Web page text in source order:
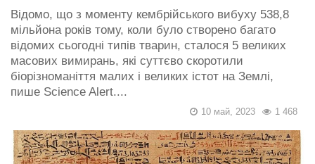
Відомо, що з моменту кембрійського вибуху 538,8
мільйона років тому, коли було створено багато
відомих сьогодні типів тварин, сталося 5 великих
масових вимирань, які суттєво скоротили
біорізноманіття малих і великих істот на Землі,
пише Science Alert....
1 468
10 май, 2023